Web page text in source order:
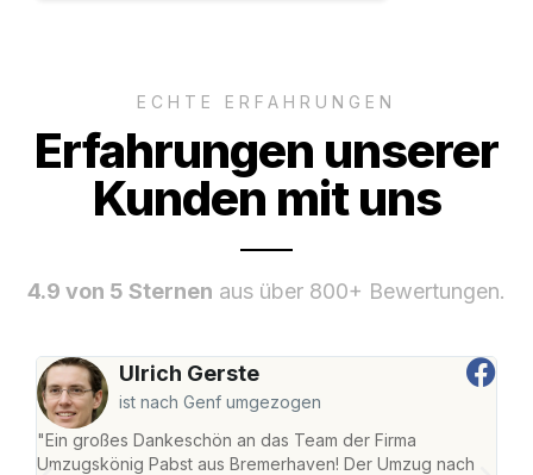
ECHTE ERFAHRUNGEN
Erfahrungen unserer
Kunden mit uns
4.9 von 5 Sternen aus über 800+ Bewertungen.
Ulrich Gerste
ist nach Genf umgezogen
"Ein großes Dankeschön an das Team der Firma
Umzugskönig Pabst aus Bremerhaven! Der Umzug nach